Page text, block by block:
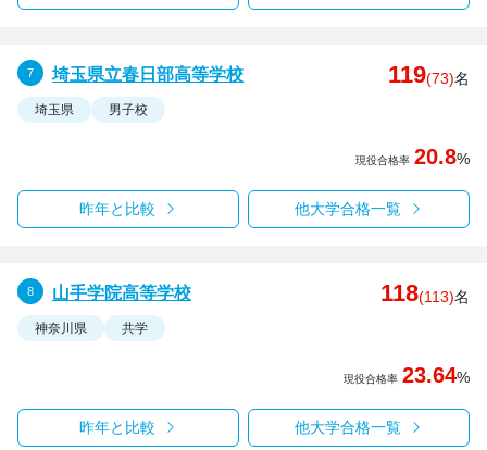
埼玉県立春日部高等学校 119(73)名
埼玉県 男子校
現役合格率 20.8%
昨年と比較 他大学合格一覧
山手学院高等学校 118(113)名
神奈川県 共学
現役合格率 23.64%
昨年と比較 他大学合格一覧